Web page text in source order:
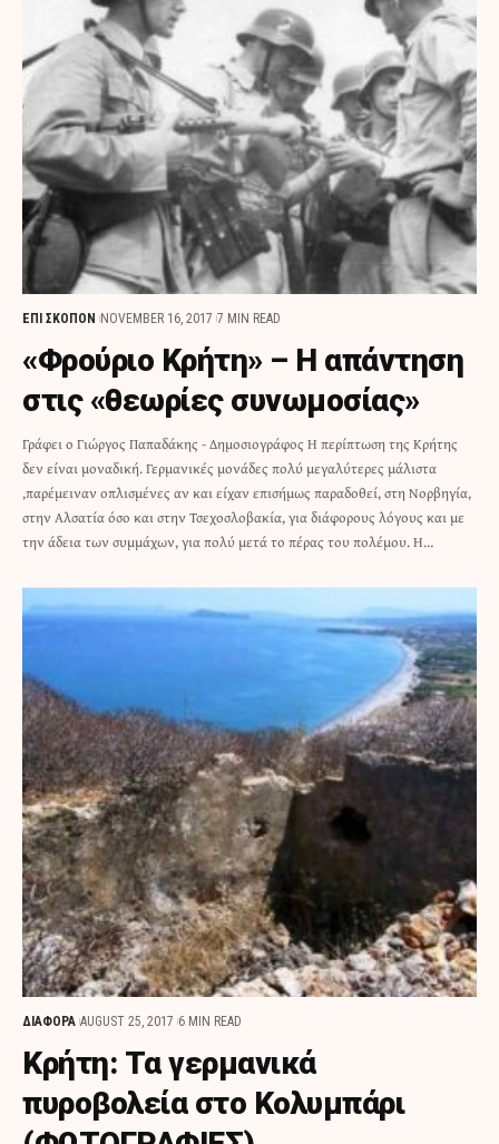
ΕΠΙ ΣΚΟΠΟΝ NOVEMBER 16, 2017 7 MIN READ
«Φρούριο Κρήτη» – Η απάντηση
στις «θεωρίες συνωμοσίας»
Γράφει ο Γιώργος Παπαδάκης - Δημοσιογράφος Η περίπτωση της Κρήτης
δεν είναι μοναδική. Γερμανικές μονάδες πολύ μεγαλύτερες μάλιστα
,παρέμειναν οπλισμένες αν και είχαν επισήμως παραδοθεί, στη Νορβηγία,
στην Αλσατία όσο και στην Τσεχοσλοβακία, για διάφορους λόγους και με
την άδεια των συμμάχων, για πολύ μετά το πέρας του πολέμου. Η…
ΔΙΑΦΟΡΑ AUGUST 25, 2017 6 MIN READ
Κρήτη: Τα γερμανικά
πυροβολεία στο Κολυμπάρι